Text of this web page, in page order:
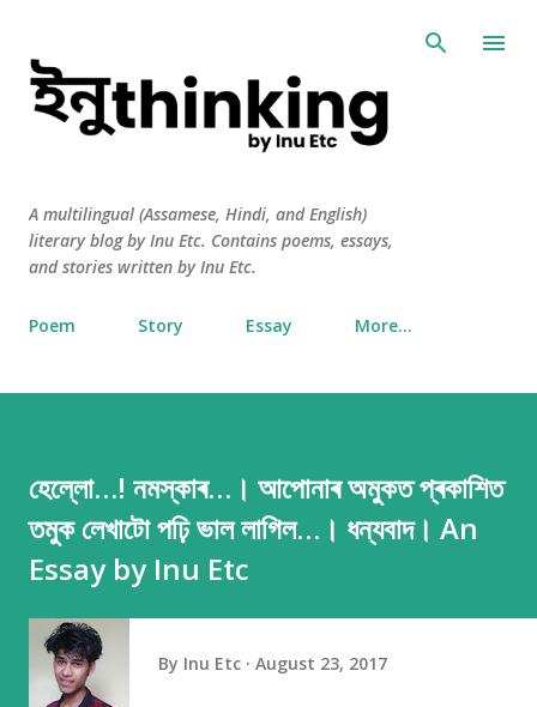
A multilingual (Assamese, Hindi, and English)
literary blog by Inu Etc. Contains poems, essays,
and stories written by Inu Etc.
Poem Story Essay More…
হেল্লো…! নমস্কাৰ…। আপোনাৰ অমুকত প্ৰকাশিত
তমুক লেখাটো পঢ়ি ভাল লাগিল…। ধন্যবাদ। An
Essay by Inu Etc
By Inu Etc August 23, 2017